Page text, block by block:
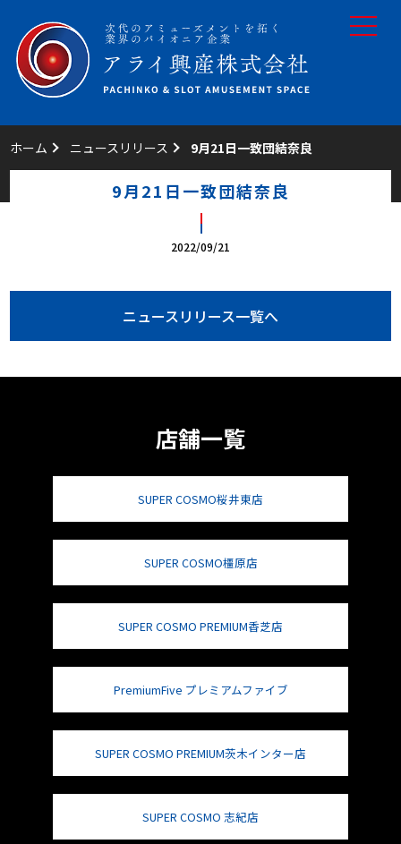
toggle
ホーム ニュースリリース 9月21日一致団結奈良
9月21日一致団結奈良
2022/09/21
ニュースリリース一覧へ
店舗一覧
SUPER COSMO桜井東店
SUPER COSMO橿原店
SUPER COSMO PREMIUM香芝店
PremiumFive プレミアムファイブ
SUPER COSMO PREMIUM茨木インター店
SUPER COSMO 志紀店